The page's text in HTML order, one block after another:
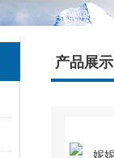
产品展示